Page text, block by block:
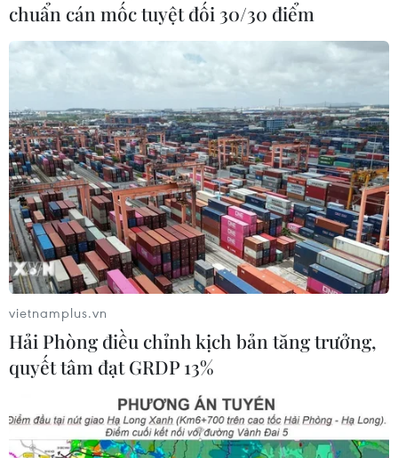
Giới siêu giàu thế giới đã đi du lịch mùa
Hè 2023 như thế nào?
07/08/2023 03:29
Những chuyên gia du lịch cao cấp đã tiết lộ về các
chuyến nghỉ dưỡng của giới siêu giàu trên thế giới, điều
mà họ chẳng bao giờ công khai trên mạng xã hội.
chuẩn cán mốc tuyệt đối 30/30 điểm
vietnamplus.vn
Hải Phòng điều chỉnh kịch bản tăng trưởng,
quyết tâm đạt GRDP 13%